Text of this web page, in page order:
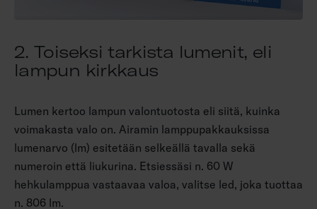
2. Toiseksi tarkista lumenit, eli
lampun kirkkaus
Lumen kertoo lampun valontuotosta eli siitä, kuinka
voimakasta valo on. Airamin lamppupakkauksissa
lumenarvo (lm) esitetään selkeällä tavalla sekä
numeroin että liukurina. Etsiessäsi n. 60 W
hehkulamppua vastaavaa valoa, valitse led, joka tuottaa
n. 806 lm.